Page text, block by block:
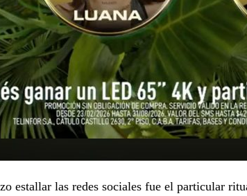
estallar las redes sociales fue el particular